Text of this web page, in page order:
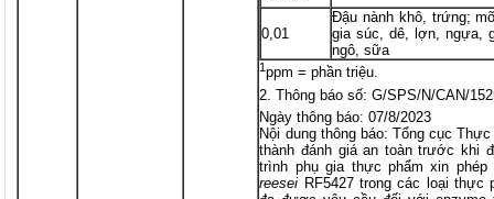
0,01
Đậu nành khô, trứng;
gia súc, dê, lợn, ngựa,
ngô, sữa
1ppm = phần triệu.
Thông báo số: G/SPS/N/CAN/
Ngày thông báo: 07/8/2023
Nội dung thông báo: Tổng cục
thành đánh giá an toàn trước khi
trình phụ gia thực phẩm xin
reesei RF5427 trong các loại